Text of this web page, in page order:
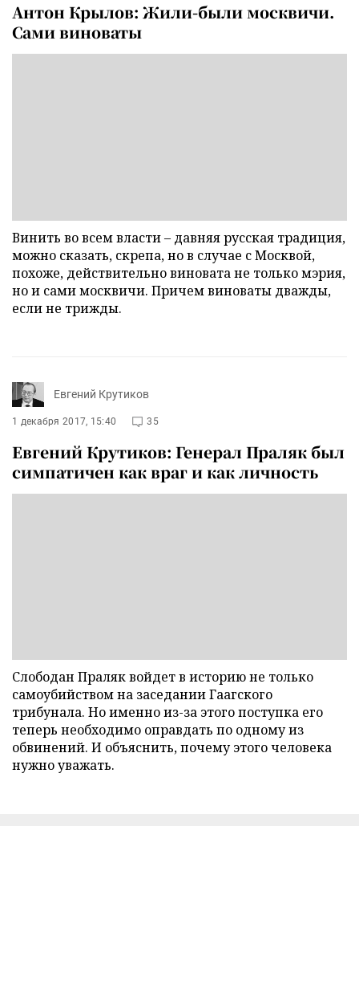
Антон Крылов: Жили-были москвичи.
Сами виноваты
Винить во всем власти – давняя русская традиция,
можно сказать, скрепа, но в случае с Москвой,
похоже, действительно виновата не только мэрия,
но и сами москвичи. Причем виноваты дважды,
если не трижды.
Евгений Крутиков
1 декабря 2017, 15:40 35
Евгений Крутиков: Генерал Праляк был
симпатичен как враг и как личность
Слободан Праляк войдет в историю не только
самоубийством на заседании Гаагского
трибунала. Но именно из-за этого поступка его
теперь необходимо оправдать по одному из
обвинений. И объяснить, почему этого человека
нужно уважать.